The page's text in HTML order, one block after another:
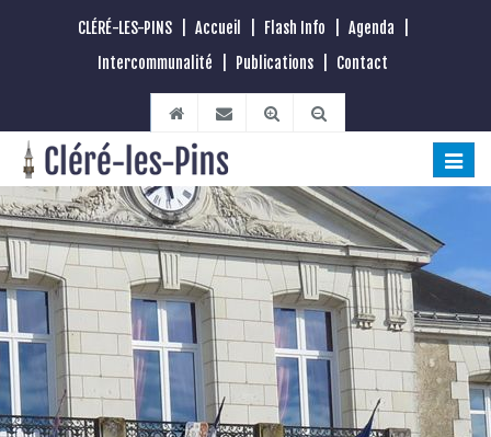
CLÉRÉ-LES-PINS Accueil Flash Info Agenda
Intercommunalité
Publications Contact
Toggle